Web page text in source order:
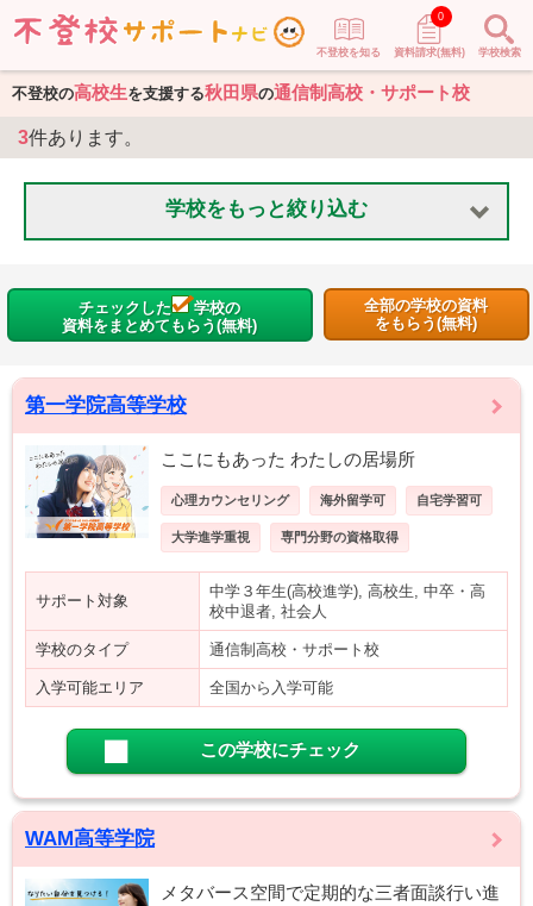
不登校を知る 資料請求(無料)
0
学校検索
不登校の高校生を支援する秋田県の通信制高校・サポート校
3件あります。
学校をもっと絞り込む
チェックした
学校の
資料をまとめてもらう(無料)
全部の学校の資料
をもらう(無料)
第一学院高等学校
ここにもあった わたしの居場所
心理カウンセリング 海外留学可 自宅学習可
大学進学重視 専門分野の資格取得
サポート対象
中学３年生(高校進学), 高校生, 中卒・高
校中退者, 社会人
学校のタイプ 通信制高校・サポート校
入学可能エリア 全国から入学可能
この学校にチェック
WAM高等学院
メタバース空間で定期的な三者面談行い進